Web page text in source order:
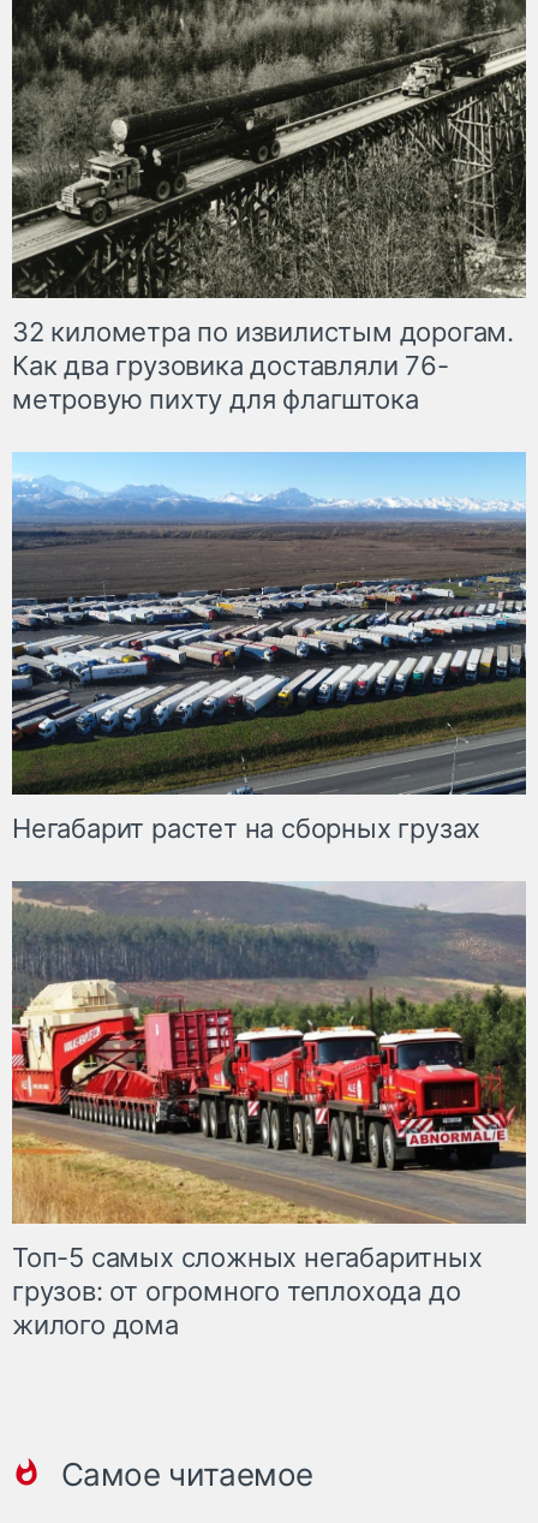
32 километра по извилистым дорогам.
Как два грузовика доставляли 76-
метровую пихту для флагштока
Негабарит растет на сборных грузах
Топ-5 самых сложных негабаритных
грузов: от огромного теплохода до
жилого дома
Самое читаемое